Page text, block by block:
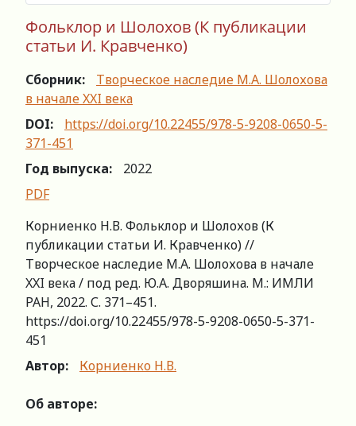
Фольклор и Шолохов (К публикации
статьи И. Кравченко)
Сборник:
Творческое наследие М.А. Шолохова
в начале XXI века
DOI:
https://doi.org/10.22455/978-5-9208-0650-5-
371-451
Год выпуска:
2022
PDF
Корниенко Н.В. Фольклор и Шолохов (К
публикации статьи И. Кравченко) //
Творческое наследие М.А. Шолохова в начале
XXI века / под ред. Ю.А. Дворяшина. М.: ИМЛИ
РАН, 2022. С. 371–451.
https://doi.org/10.22455/978-5-9208-0650-5-371-
451
Автор:
Корниенко Н.В.
Об авторе: